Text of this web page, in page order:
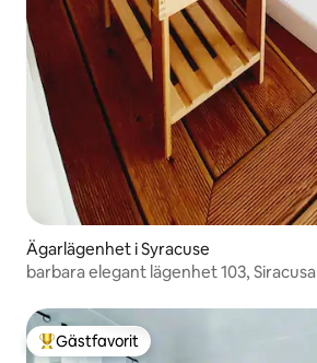
Ägarlägenhet i Syracuse
barbara elegant lägenhet 103, Siracusa
Populär gästfavorit
Gästfavorit